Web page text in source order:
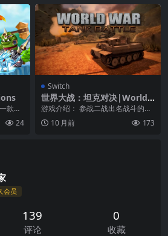
款采
游戏
24
Switch
世界大战：坦克对决|World
War: Tank Battle中文
游戏介绍： 参战二战出名战斗的坦
克游戏！ 胜利后强化属于我自己的
坦克！ 与我军坦...
10 月前 173
会员
139
评论
0
收藏